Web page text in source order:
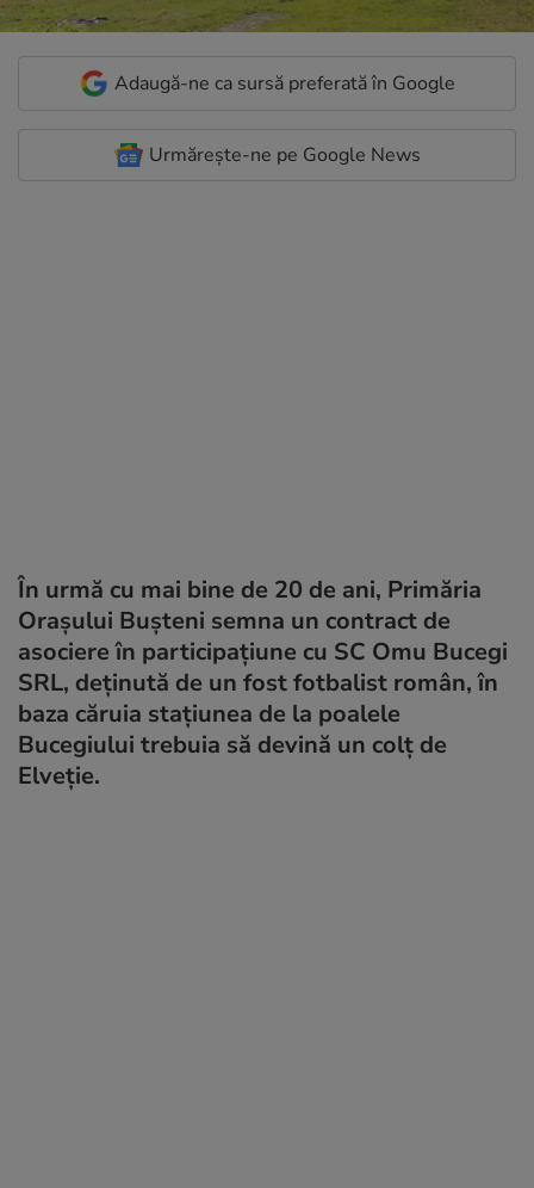
Adaugă-ne ca sursă preferată în Google
Urmărește-ne pe Google News
În urmă cu mai bine de 20 de ani, Primăria
Orașului Bușteni semna un contract de
asociere în participațiune cu SC Omu Bucegi
SRL, deținută de un fost fotbalist român, în
baza căruia stațiunea de la poalele
Bucegiului trebuia să devină un colț de
Elveție.